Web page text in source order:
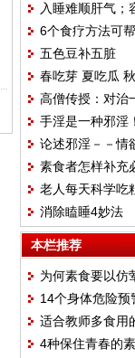
入睡难顺肝气；
6个食疗方法可
五色豆补五脏
春吃芽 夏吃瓜
高僧传授：对治
件法宝
手淫是一种邪淫
福报
论述邪淫－－情
素食者怎样补充
老人每天科学吃
消除瞌睡4妙法
本栏推荐
为何素食要以仿
14个身体危险预
适合教师多食用
4种保住青春的